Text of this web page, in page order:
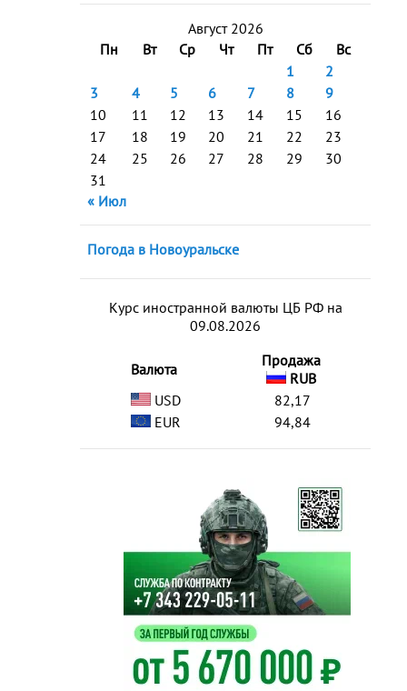
Август 2026
Пн
Вт Ср Чт Пт Сб
Вс
1
2
3
4 5 6 7 8
9
10
11 12 13 14 15
16
17
18 19 20 21 22
23
24
25 26 27 28 29
30
31
« Июл
Погода в Новоуральске
Курс иностранной валюты ЦБ РФ на
09.08.2026
Валюта
Продажа
RUB
USD
82,17
EUR
94,84